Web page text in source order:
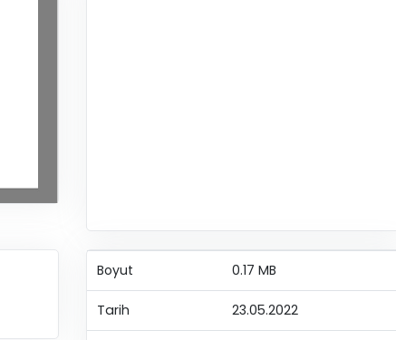
Boyut 0.17 MB
Tarih 23.05.2022